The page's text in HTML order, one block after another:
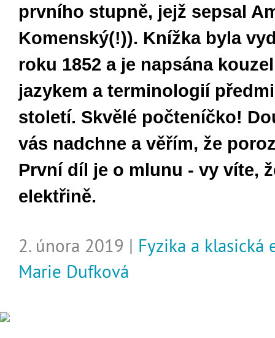
prvního stupně, jejž sepsal
Komenský(!)). Knížka byla
roku 1852 a je napsána
jazykem a terminologií
století. Skvělé počteníčko!
vás nadchne a věřím, že
První díl je o mlunu - vy víte,
elektřině.
2. února 2019 | Fyzika a
Marie Dufková